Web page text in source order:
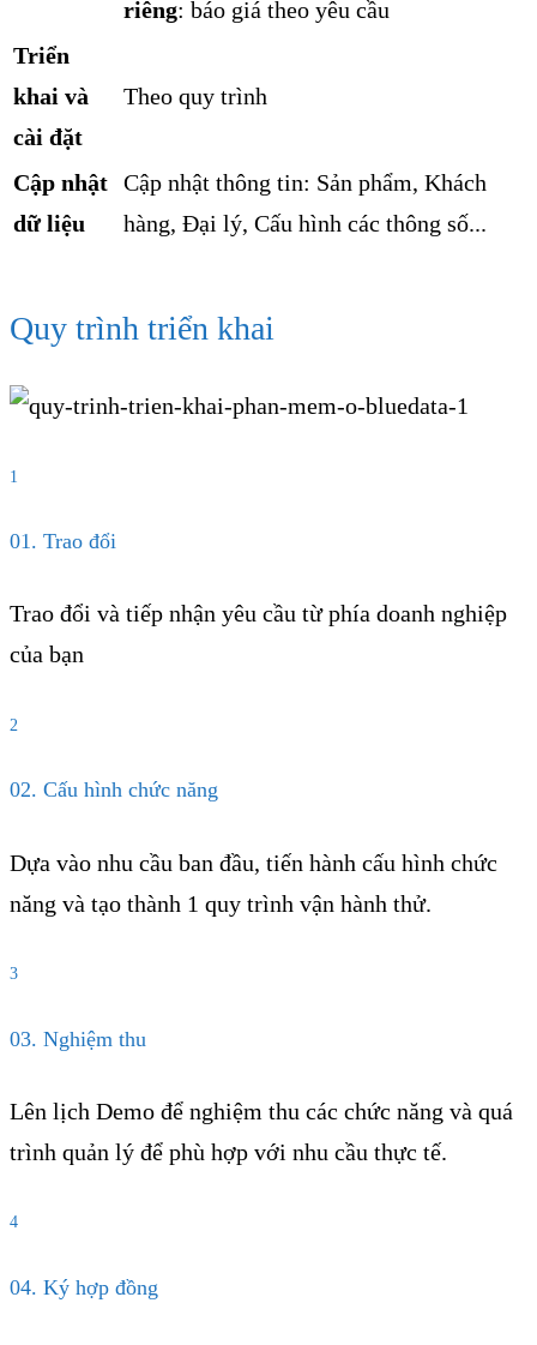
riêng: báo giá theo yêu cầu
Triển
khai và
cài đặt
Theo quy trình
Cập nhật
dữ liệu
Cập nhật thông tin: Sản phẩm, Khách
hàng, Đại lý, Cấu hình các thông số...
Quy trình triển khai
1
01. Trao đổi
Trao đổi và tiếp nhận yêu cầu từ phía doanh nghiệp
của bạn
2
02. Cấu hình chức năng
Dựa vào nhu cầu ban đầu, tiến hành cấu hình chức
năng và tạo thành 1 quy trình vận hành thử.
3
03. Nghiệm thu
Lên lịch Demo để nghiệm thu các chức năng và quá
trình quản lý để phù hợp với nhu cầu thực tế.
4
04. Ký hợp đồng